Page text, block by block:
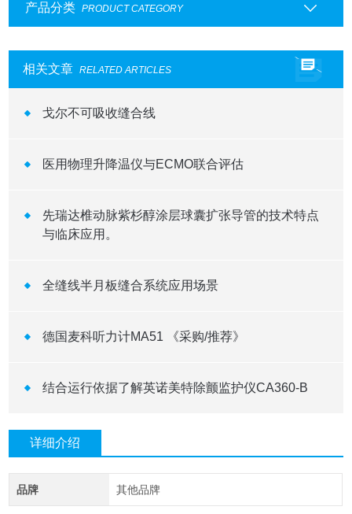
产品分类 PRODUCT CATEGORY
相关文章 RELATED ARTICLES
戈尔不可吸收缝合线
医用物理升降温仪与ECMO联合评估
先瑞达椎动脉紫杉醇涂层球囊扩张导管的技术特点
与临床应用。
全缝线半月板缝合系统应用场景
德国麦科听力计MA51 《采购/推荐》
结合运行依据了解英诺美特除颤监护仪CA360-B
详细介绍
品牌 其他品牌